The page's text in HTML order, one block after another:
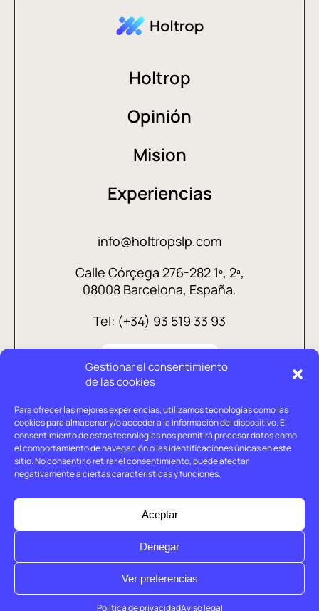
Gestionar el consentimiento
de las cookies
Para ofrecer las mejores experiencias, utilizamos tecnologías como las
cookies para almacenar y/o acceder a la información del dispositivo. El
consentimiento de estas tecnologías nos permitirá procesar datos como
el comportamiento de navegación o las identificaciones únicas en este
sitio. No consentir o retirar el consentimiento, puede afectar
negativamente a ciertas características y funciones.
Aceptar
Denegar
Ver preferencias
Política de privacidadAviso legal
Holtrop
Opinión
Mision
Experiencias
info@holtropslp.com
Calle Córçega 276-282 1º, 2ª,
08008 Barcelona, España.
Tel: (+34) 93 519 33 93
© Holtrop 2026
Aviso legal
Política de privacidad
Política de cookies